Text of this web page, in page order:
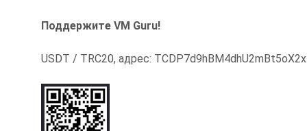
Поддержите VM Guru!
USDT / TRC20, адрес: